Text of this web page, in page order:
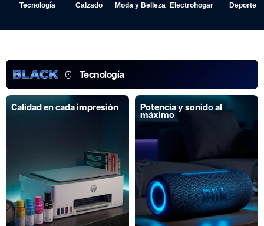
Tecnología Calzado Moda y Belleza Electrohogar Deporte
Tecnología
Calidad en cada impresión Potencia y sonido al
máximo